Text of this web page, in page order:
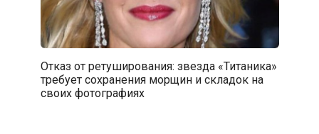
Отказ от ретуширования: звезда «Титаника»
требует сохранения морщин и складок на
своих фотографиях